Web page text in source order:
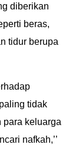
diberikan
beras,
tidur berupa
tidak
para keluarga
nafkah,’’